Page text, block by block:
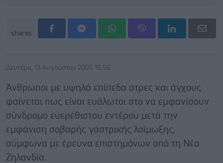
shares
Δευτέρα, 13 Αυγούστου 2007, 16:56
Άνθρωποι με υψηλά επίπεδα στρες και άγχους
φαίνεται πως είναι ευάλωτοι στο να εμφανίσουν
σύνδρομο ευερέθιστου εντέρου μετά την
εμφάνιση σοβαρής γαστρικής λοίμωξης,
σύμφωνα με έρευνα επιστημόνων από τη Νέα
Ζηλανδία.